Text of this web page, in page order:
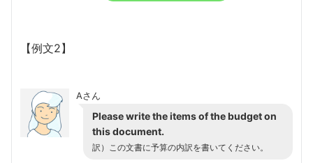
【例文2】
Aさん
Please write the items of the budget on
this document.
訳）この文書に予算の内訳を書いてください。